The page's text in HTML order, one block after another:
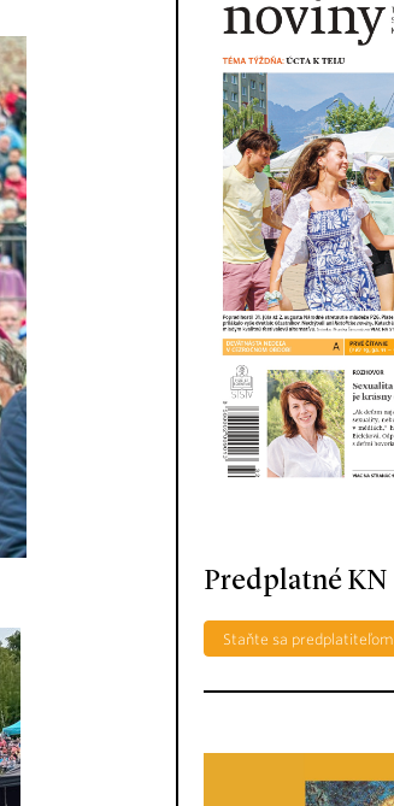
Predplatné KN
Staňte sa predplatiteľom